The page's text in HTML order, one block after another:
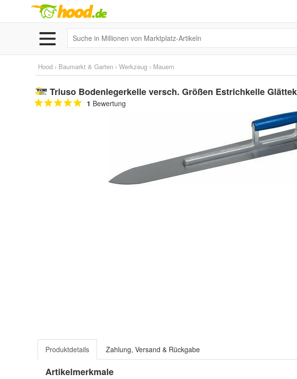
Hood › Baumarkt & Garten › Werkzeug › Mauern
Triuso Bodenlegerkelle versch. Größen Estrichkelle
1 Bewertung
Produktdetails Zahlung, Versand & Rückgabe
Artikelmerkmale